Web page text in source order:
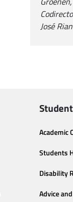
José
Academic
Students
Disability
Advice